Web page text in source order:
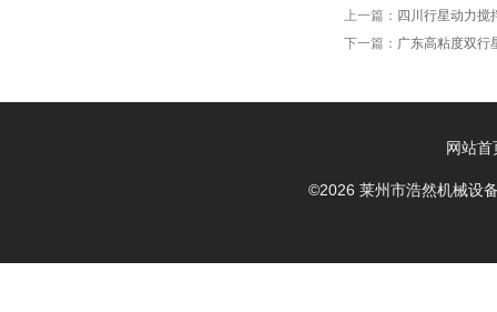
上一篇： 四川行星动力搅
下一篇： 广东高粘度双行
网站首
©2026 莱州市浩然机械